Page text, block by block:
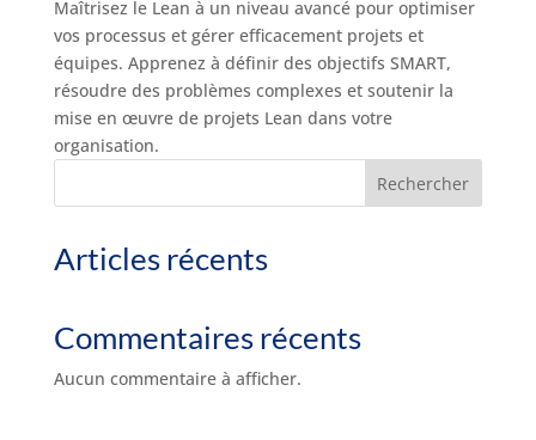
Maîtrisez le Lean à un niveau avancé pour optimiser
vos processus et gérer efficacement projets et
équipes. Apprenez à définir des objectifs SMART,
résoudre des problèmes complexes et soutenir la
mise en œuvre de projets Lean dans votre
organisation.
Rechercher
Articles récents
Commentaires récents
Aucun commentaire à afficher.